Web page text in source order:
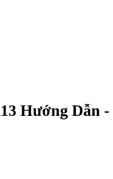
Hướng Dẫn